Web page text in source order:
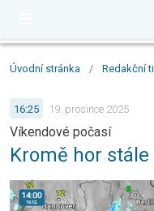
Úvodní stránka / Redakční
16:25 19. prosince 2025
Víkendové počasí
Kromě hor